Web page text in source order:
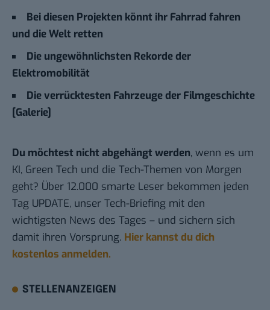
Bei diesen Projekten könnt ihr Fahrrad fahren
und die Welt retten
Die ungewöhnlichsten Rekorde der
Elektromobilität
Die verrücktesten Fahrzeuge der Filmgeschichte
[Galerie]
Du möchtest nicht abgehängt werden, wenn es um
KI, Green Tech und die Tech-Themen von Morgen
geht? Über 12.000 smarte Leser bekommen jeden
Tag UPDATE, unser Tech-Briefing mit den
wichtigsten News des Tages – und sichern sich
damit ihren Vorsprung. Hier kannst du dich
kostenlos anmelden.
STELLENANZEIGEN